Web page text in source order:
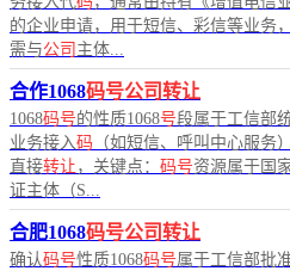
的企业申请，用于短信、彩信等业务
需与公司 主体...
合作1068码号公司转让
1068码号的性质1068号段属于工信部
业务接入码 （如短信、呼叫中心服务
直接转让 ，关键点： 码号资源属于国
证主体（S...
合肥1068码号公司转让
确认码号性质1068码号属于工信部批